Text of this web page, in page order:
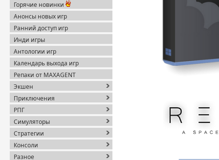
Горячие новинки
Анонсы новых игр
Ранний доступ игр
Инди игры
Антологии игр
Календарь выхода игр
Репаки от MAXAGENT
Экшен
Приключения
РПГ
Симуляторы
Стратегии
Консоли
Разное